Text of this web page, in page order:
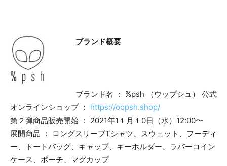
ブランド概要
ブランド名 ： %psh （ウップシュ） 公式
オンラインショップ ： https://oopsh.shop/
第２弾商品販売開始 ： 2021年1１月１0日（水）12:00〜
展開商品 ： ロングスリーブTシャツ、スウェット、フーディ
ー、トートバッグ、キャップ、キーホルダー、ラバーコイン
ケース、ポーチ、マグカップ